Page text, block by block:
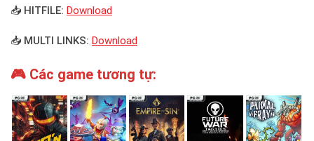
📥 HITFILE: Download
📥 MULTI LINKS: Download
🎮 Các game tương tự: